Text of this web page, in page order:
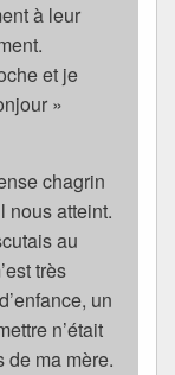
à leur
et je
»
chagrin
nous atteint.
au
très
un
n’était
de ma mère.